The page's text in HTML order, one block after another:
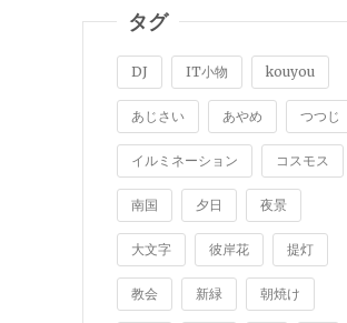
タグ
DJ IT小物 kouyou
あじさい あやめ つつじ
イルミネーション コスモス
南国 夕日 夜景
大文字 彼岸花 提灯
教会 新緑 朝焼け